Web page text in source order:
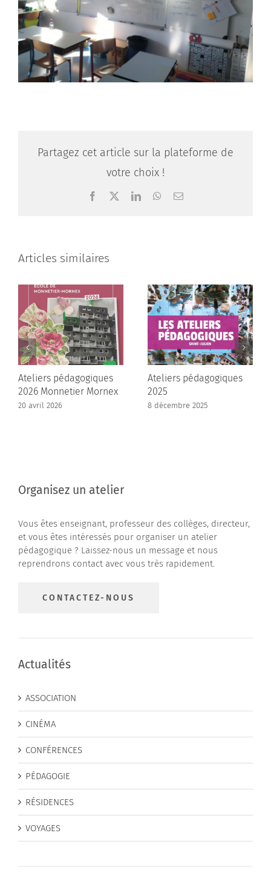
Partagez cet article sur la plateforme de
votre choix !
Facebook LinkedInWhatsApp
Email
Articles similaires
Ateliers pédagogiques
2026 Monnetier Mornex
20 avril 2026
Ateliers pédagogiques
2025
8 décembre 2025
Organisez un atelier
Vous êtes enseignant, professeur des collèges, directeur,
et vous êtes intéressés pour organiser un atelier
pédagogique ? Laissez-nous un message et nous
reprendrons contact avec vous très rapidement.
CONTACTEZ-NOUS
Actualités
ASSOCIATION
CINÉMA
CONFÉRENCES
PÉDAGOGIE
RÉSIDENCES
VOYAGES